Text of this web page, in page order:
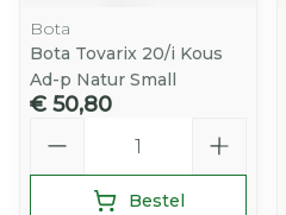
Bota
Bota Tovarix 20/i Kous
Ad-p Natur Small
€ 50,80
Bestel